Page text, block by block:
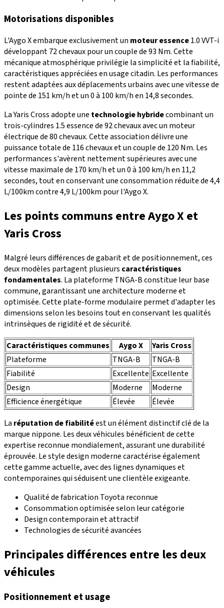
Motorisations disponibles
L'Aygo X embarque exclusivement un moteur essence1.0 VVT-i
développant 72 chevaux pour un couple de 93 Nm. Cette
mécanique atmosphérique privilégie la simplicité et la fiabilité,
caractéristiques appréciées en usage citadin. Les performances
restent adaptées aux déplacements urbains avec une vitesse de
pointe de 151 km/h et un 0 à 100 km/h en 14,8 secondes.
La Yaris Cross adopte une technologie hybridecombinant un
trois-cylindres 1.5 essence de 92 chevaux avec un moteur
électrique de 80 chevaux. Cette association délivre une
puissance totale de 116 chevaux et un couple de 120 Nm. Les
performances s'avèrent nettement supérieures avec une
vitesse maximale de 170 km/h et un 0 à 100 km/h en 11,2
secondes, tout en conservant une consommation réduite de 4,4
L/100km contre 4,9 L/100km pour l'Aygo X.
Les points communs entre Aygo X et
Yaris Cross
Malgré leurs différences de gabarit et de positionnement, ces
deux modèles partagent plusieurs caractéristiques
fondamentales. La plateforme TNGA-B constitue leur base
commune, garantissant une architecture moderne et
optimisée. Cette plate-forme modulaire permet d'adapter les
dimensions selon les besoins tout en conservant les qualités
intrinsèques de rigidité et de sécurité.
Caractéristiques communes
Aygo X
Yaris Cross
Plateforme
TNGA-B
TNGA-B
Fiabilité
Excellente Excellente
Design
Moderne
Moderne
Efficience énergétique
Élevée
Élevée
La réputation de fiabilitéest un élément distinctif clé de la
marque nippone. Les deux véhicules bénéficient de cette
expertise reconnue mondialement, assurant une durabilité
éprouvée. Le style design moderne caractérise également
cette gamme actuelle, avec des lignes dynamiques et
contemporaines qui séduisent une clientèle exigeante.
Qualité de fabrication Toyota reconnue
Consommation optimisée selon leur catégorie
Design contemporain et attractif
Technologies de sécurité avancées
Principales différences entre les deux
véhicules
Positionnement et usage